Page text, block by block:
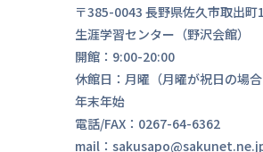
〒385-0043 長野県佐久市取出
生涯学習センター（野沢会館）
開館：9:00-20:00
休館日：月曜（月曜が祝日の場
年末年始
電話/FAX：0267-64-6362
mail：